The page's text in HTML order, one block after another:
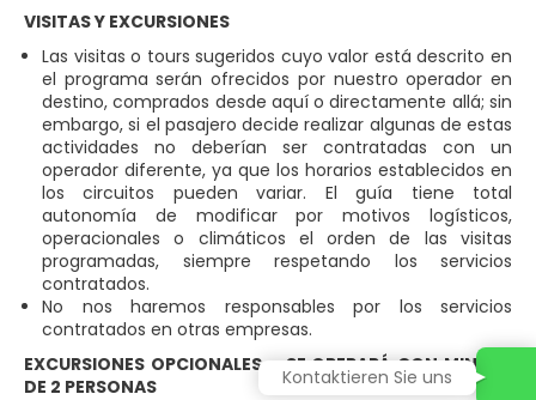
VISITAS Y EXCURSIONES
Las visitas o tours sugeridos cuyo valor está descrito en
el programa serán ofrecidos por nuestro operador en
destino, comprados desde aquí o directamente allá; sin
embargo, si el pasajero decide realizar algunas de estas
actividades no deberían ser contratadas con un
operador diferente, ya que los horarios establecidos en
los circuitos pueden variar. El guía tiene total
autonomía de modificar por motivos logísticos,
operacionales o climáticos el orden de las visitas
programadas, siempre respetando los servicios
contratados.
No nos haremos responsables por los servicios
contratados en otras empresas.
EXCURSIONES OPCIONALES – SE OPERARÁ CON MINIMO
DE 2 PERSONAS
Kontaktieren Sie uns